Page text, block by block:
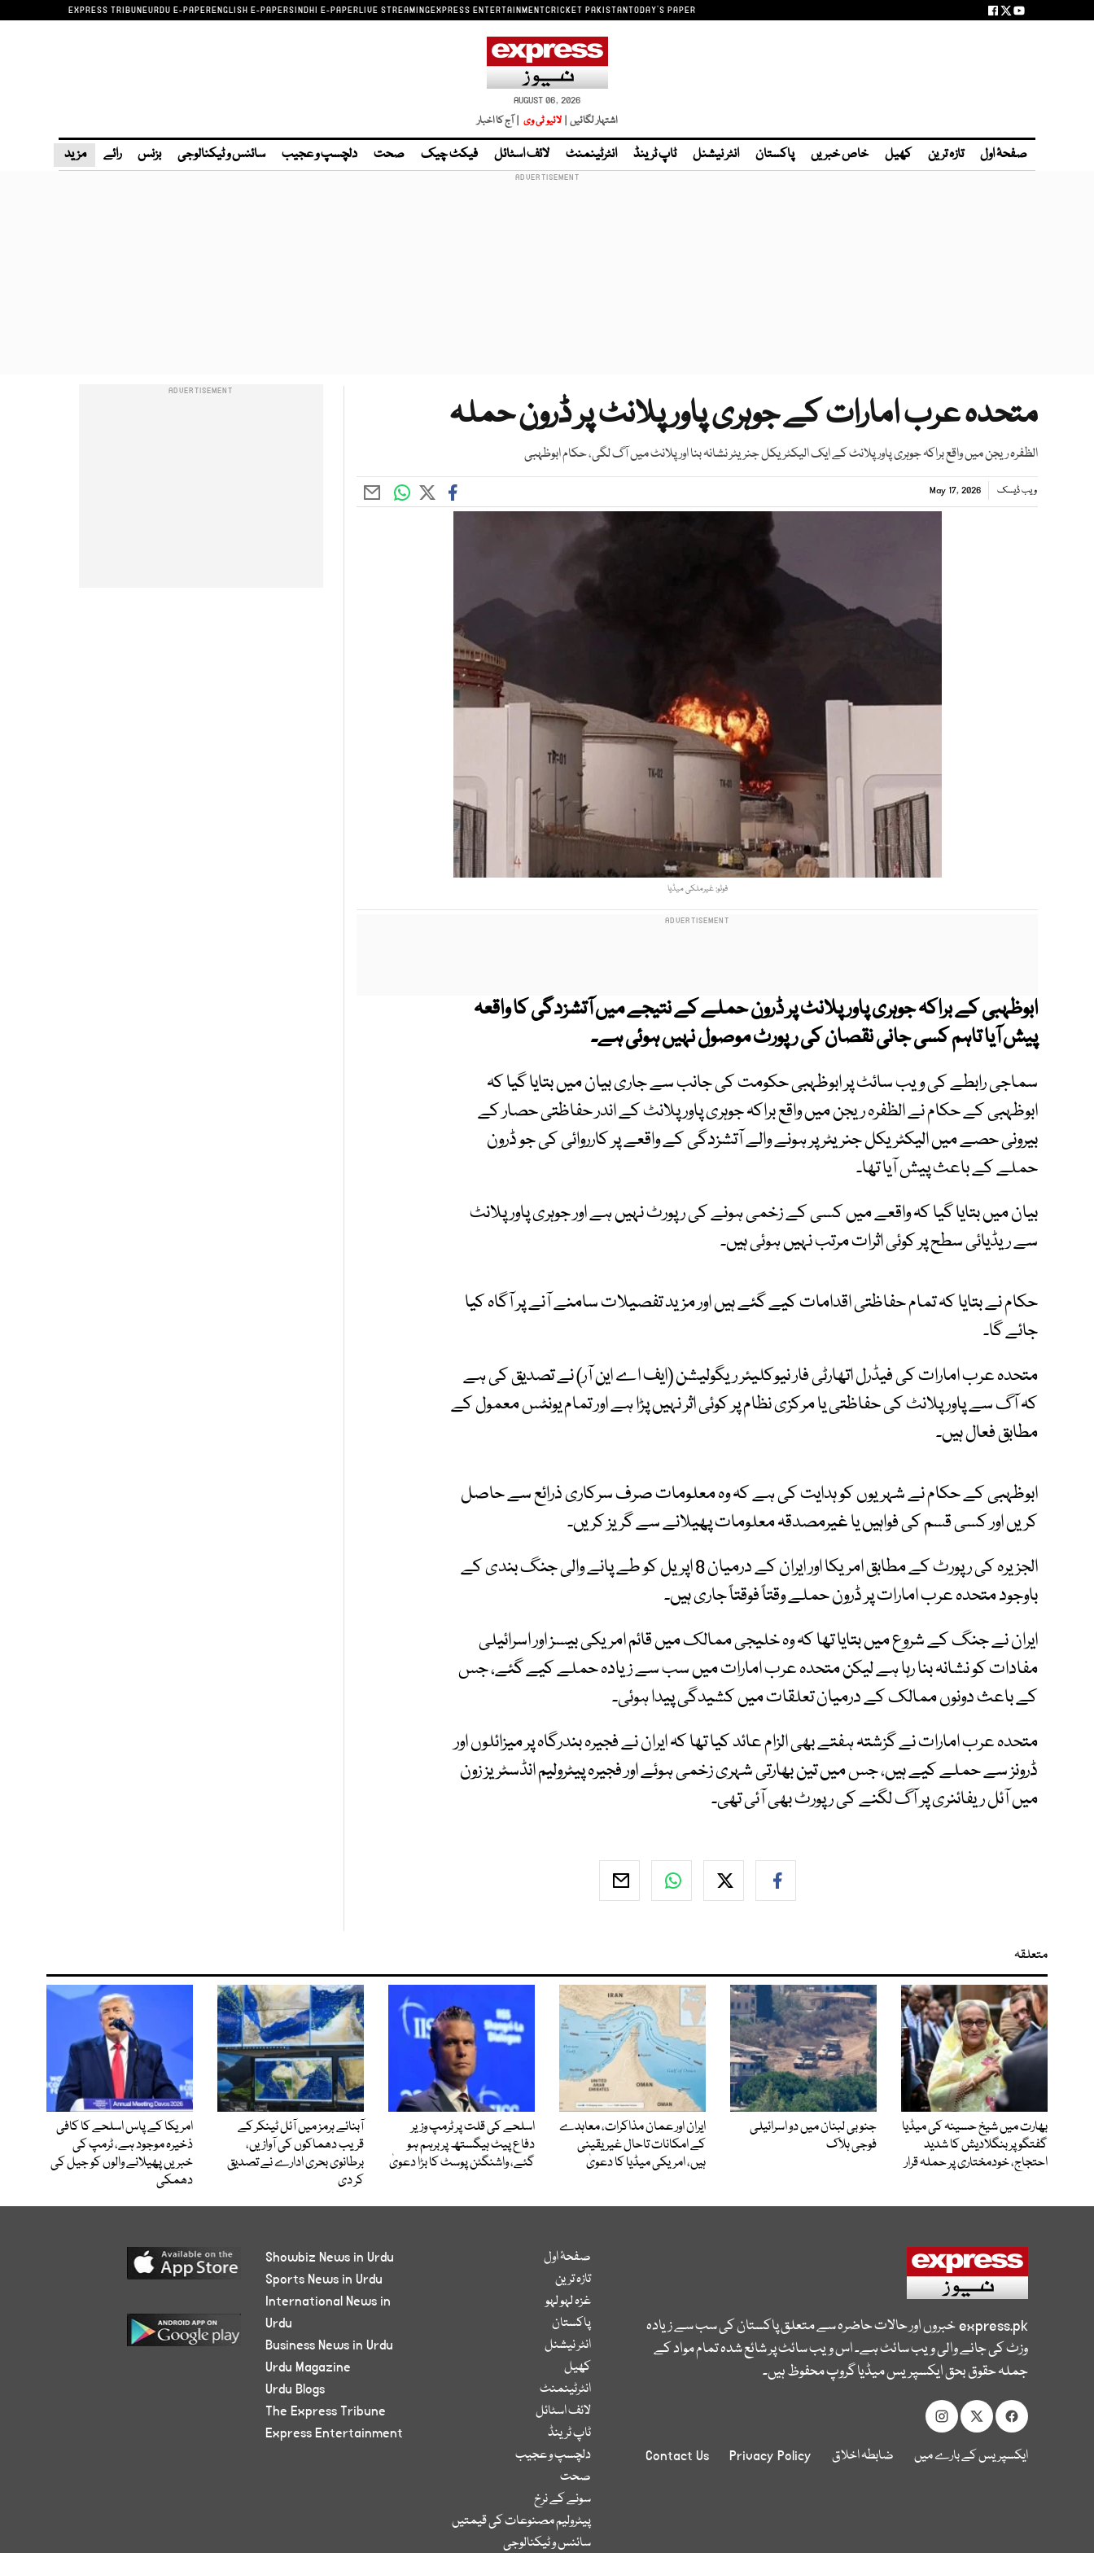
EXPRESS TRIBUNEURDU E-PAPERENGLISH E-PAPERSINDHI E-PAPERLIVE STREAMINGEXPRESS ENTERTAINMENTCRICKET PAKISTANTODAY'S PAPER
AUGUST 06, 2026
اشتہار لگائیں | لائیو ٹی وی | آج کا اخبار
صفحۂ اول تازہ ترین کھیل خاص خبریں پاکستان انٹر نیشنل ٹاپ ٹرینڈ انٹرٹینمنٹ لائف اسٹائل فیکٹ چیک صحت دلچسپ و عجیب سائنس و ٹیکنالوجی بزنس رائے مزید
متحدہ عرب امارات کے جوہری پاور پلانٹ پر ڈرون حملہ
الظفرہ ریجن میں واقع براکہ جوہری پاور پلانٹ کے ایک الیکٹریکل جنریٹر نشانہ بنا اور پلانٹ میں آگ لگی، حکام ابوظہبی
ویب ڈیسک May 17, 2026
فوٹو: غیرملکی میڈیا
ابوظہبی کے براکہ جوہری پاور پلانٹ پر ڈرون حملے کے نتیجے میں آتشزدگی کا واقعہ
پیش آیا تاہم کسی جانی نقصان کی رپورٹ موصول نہیں ہوئی ہے۔
سماجی رابطے کی ویب سائٹ پر ابوظہبی حکومت کی جانب سے جاری بیان میں بتایا گیا کہ
ابوظہبی کے حکام نے الظفرہ ریجن میں واقع براکہ جوہری پاور پلانٹ کے اندر حفاظتی حصار کے
بیرونی حصے میں الیکٹریکل جنریٹر پر ہونے والے آتشزدگی کے واقعے پر کارروائی کی جو ڈرون
حملے کے باعث پیش آیا تھا۔
بیان میں بتایا گیا کہ واقعے میں کسی کے زخمی ہونے کی رپورٹ نہیں ہے اور جوہری پاور پلانٹ
سے ریڈیائی سطح پر کوئی اثرات مرتب نہیں ہوئی ہیں۔
حکام نے بتایا کہ تمام حفاظتی اقدامات کیے گئے ہیں اور مزید تفصیلات سامنے آنے پر آگاہ کیا
جائے گا۔
متحدہ عرب امارات کی فیڈرل اتھارٹی فار نیوکلیئر ریگولیشن (ایف اے این آر) نے تصدیق کی ہے
کہ آگ سے پاورپلانٹ کی حفاظتی یا مرکزی نظام پر کوئی اثر نہیں پڑا ہے اور تمام یونٹس معمول کے
مطابق فعال ہیں۔
ابوظہبی کے حکام نے شہریوں کو ہدایت کی ہے کہ وہ معلومات صرف سرکاری ذرائع سے حاصل
کریں اور کسی قسم کی فواہیں یا غیرمصدقہ معلومات پھیلانے سے گریز کریں۔
الجزیرہ کی رپورٹ کے مطابق امریکا اور ایران کے درمیان 8 اپریل کو طے پانے والی جنگ بندی کے
باوجود متحدہ عرب امارات پر ڈرون حملے وقتاً فوقتاً جاری ہیں۔
ایران نے جنگ کے شروع میں بتایا تھا کہ وہ خلیجی ممالک میں قائم امریکی بیسز اور اسرائیلی
مفادات کو نشانہ بنا رہا ہے لیکن متحدہ عرب امارات میں سب سے زیادہ حملے کیے گئے، جس
کے باعث دونوں ممالک کے درمیان تعلقات میں کشیدگی پیدا ہوئی۔
متحدہ عرب امارات نے گزشتہ ہفتے بھی الزام عائد کیا تھا کہ ایران نے فجیرہ بندرگاہ پر میزائلوں اور
ڈرونز سے حملے کیے ہیں، جس میں تین بھارتی شہری زخمی ہوئے اور فجیرہ پیٹرولیم انڈسٹریز زون
میں آئل ریفائنری پر آگ لگنے کی رپورٹ بھی آئی تھی۔
متعلقہ
بھارت میں شیخ حسینہ کی میڈیا
گفتگو پر بنگلادیش کا شدید
احتجاج، خودمختاری پر حملہ قرار
جنوبی لبنان میں دو اسرائیلی
فوجی ہلاک
ایران اور عمان مذاکرات، معاہدے
کے امکانات تاحال غیر یقینی
ہیں، امریکی میڈیا کا دعویٰ
اسلحے کی قلت پر ٹرمپ وزیر
دفاع پیٹ ہیگستھ پر برہم ہو
گئے، واشنگٹن پوسٹ کا بڑا دعویٰ
آبنائے ہرمز میں آئل ٹینکر کے
قریب دھماکوں کی آوازیں،
برطانوی بحری ادارے نے تصدیق
کر دی
امریکا کے پاس اسلحے کا کافی
ذخیرہ موجود ہے، ٹرمپ کی
خبریں پھیلانے والوں کو جیل کی
دھمکی
express.pkخبروں اور حالات حاضرہ سے متعلق پاکستان کی سب سے زیادہ
وزٹ کی جانے والی ویب سائٹ ہے۔ اس ویب سائٹ پر شائع شدہ تمام مواد کے
جملہ حقوق بحق ایکسپریس میڈیا گروپ محفوظ ہیں۔
ایکسپریس کے بارے میں ضابطہ اخلاق Privacy Policy
Contact Us
صفحۂ اول
تازہ ترین
غزہ لہو لہو
پاکستان
انٹر نیشنل
کھیل
انٹرٹینمنٹ
لائف اسٹائل
ٹاپ ٹرینڈ
دلچسپ و عجیب
صحت
سونے کے نرخ
پیٹرولیم مصنوعات کی قیمتیں
سائنس و ٹیکنالوجی
Showbiz News in Urdu
Sports News in Urdu
International News in
Urdu
Business News in Urdu
Urdu Magazine
Urdu Blogs
The Express Tribune
Express Entertainment